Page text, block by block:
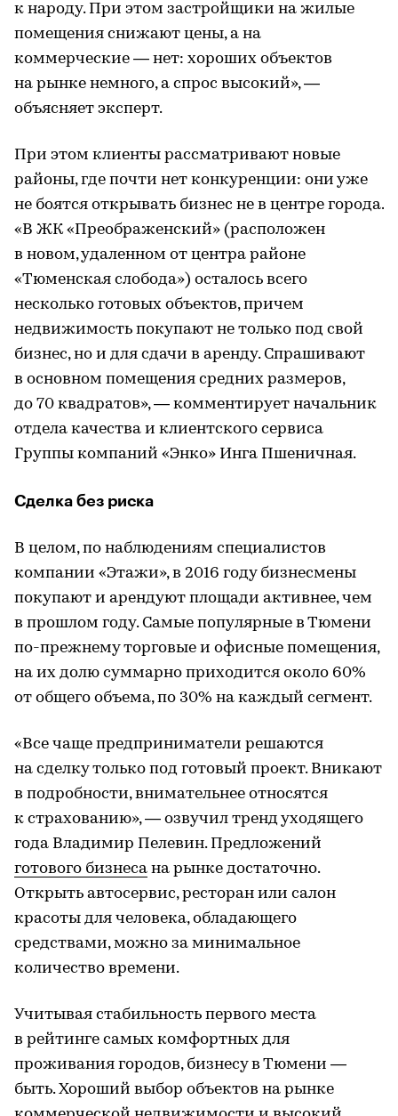
к народу. При этом застройщики на жилые
помещения снижают цены, а на
коммерческие — нет: хороших объектов
на рынке немного, а спрос высокий», —
объясняет эксперт.
При этом клиенты рассматривают новые
районы, где почти нет конкуренции: они уже
не боятся открывать бизнес не в центре города.
«В ЖК «Преображенский» (расположен
в новом, удаленном от центра районе
«Тюменская слобода») осталось всего
несколько готовых объектов, причем
недвижимость покупают не только под свой
бизнес, но и для сдачи в аренду. Спрашивают
в основном помещения средних размеров,
до 70 квадратов», — комментирует начальник
отдела качества и клиентского сервиса
Группы компаний «Энко» Инга Пшеничная.
Сделка без риска
В целом, по наблюдениям специалистов
компании «Этажи», в 2016 году бизнесмены
покупают и арендуют площади активнее, чем
в прошлом году. Самые популярные в Тюмени
по-прежнему торговые и офисные помещения,
на их долю суммарно приходится около 60%
от общего объема, по 30% на каждый сегмент.
«Все чаще предприниматели решаются
на сделку только под готовый проект. Вникают
в подробности, внимательнее относятся
к страхованию», — озвучил тренд уходящего
года Владимир Пелевин. Предложений
готового бизнеса на рынке достаточно.
Открыть автосервис, ресторан или салон
красоты для человека, обладающего
средствами, можно за минимальное
количество времени.
Учитывая стабильность первого места
в рейтинге самых комфортных для
проживания городов, бизнесу в Тюмени —
быть. Хороший выбор объектов на рынке